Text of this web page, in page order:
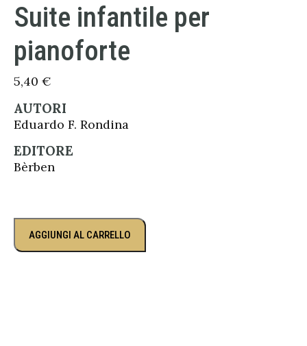
Suite infantile per
pianoforte
5,40 €
AUTORI
Eduardo F. Rondina
EDITORE
Bèrben
AGGIUNGI AL CARRELLO